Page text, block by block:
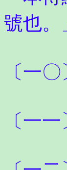
號也。
〔一
〔一